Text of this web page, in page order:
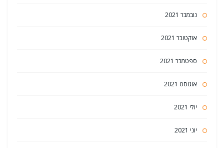
נובמבר 2021
אוקטובר 2021
ספטמבר 2021
אוגוסט 2021
יולי 2021
יוני 2021